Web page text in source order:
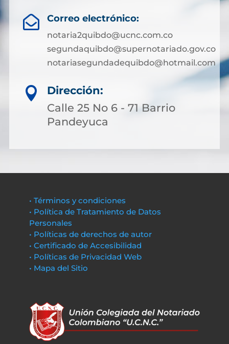
 Correo electrónico:
notaria2quibdo@ucnc.com.co
segundaquibdo@supernotariado.gov.co
notariasegundadequibdo@hotmail.com

Dirección:
Calle 25 No 6 - 71 Barrio
Pandeyuca
• Términos y condiciones
• Política de Tratamiento de Datos
Personales
• Políticas de derechos de autor
• Certificado de Accesibilidad
• Políticas de Privacidad Web
• Mapa del Sitio